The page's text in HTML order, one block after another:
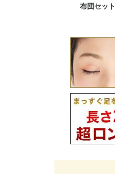
布団セット
羽毛布団
小さい布
大きい布
掛け布団
敷布団セ